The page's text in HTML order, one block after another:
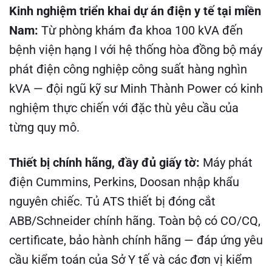
Kinh nghiệm triển khai dự án điện y tế tại miền
Nam: Từ phòng khám đa khoa 100 kVA đến
bệnh viện hạng I với hệ thống hòa đồng bộ máy
phát điện công nghiệp công suất hàng nghìn
kVA — đội ngũ kỹ sư Minh Thành Power có kinh
nghiệm thực chiến với đặc thù yêu cầu của
từng quy mô.
Thiết bị chính hãng, đầy đủ giấy tờ: Máy phát
điện Cummins, Perkins, Doosan nhập khẩu
nguyên chiếc. Tủ ATS thiết bị đóng cắt
ABB/Schneider chính hãng. Toàn bộ có CO/CQ,
certificate, bảo hành chính hãng — đáp ứng yêu
cầu kiểm toán của Sở Y tế và các đơn vị kiểm